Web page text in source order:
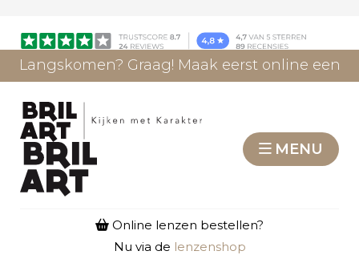
Langskomen? Graag! Maak eerst online een
MENU
Online lenzen bestellen?
Nu via de lenzenshop